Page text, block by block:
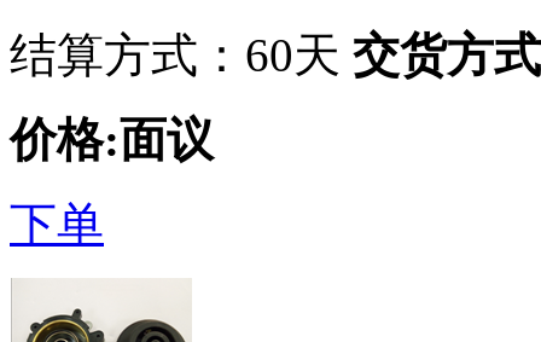
结算方式：60天 交货方
价格:面议
下单